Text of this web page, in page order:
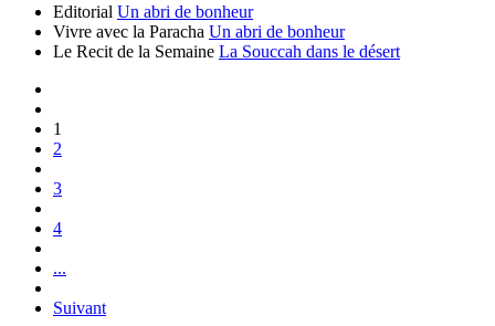
Editorial Un abri de bonheur
Vivre avec la Paracha Un abri de bonheur
Le Recit de la Semaine La Souccah dans le désert
1
2
3
4
...
Suivant